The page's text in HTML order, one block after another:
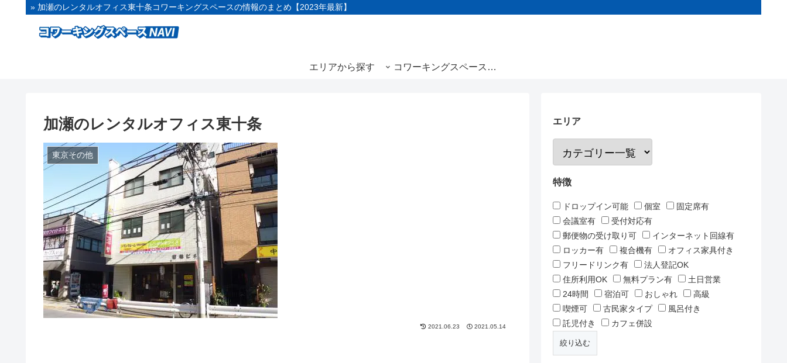
» 加瀬のレンタルオフィス東十条コワーキングスペースの情報のまとめ【2023年最新】
エリアから探す コワーキングスペースと
加瀬のレンタルオフィス東十条
東京その他
2021.06.23 2021.05.14
エリア
特徴
ドロップイン可能 個室
固定席有
会議室有
受付対応有
郵便物の受け取り可
インターネット回線有
ロッカー有
複合機有
オフィス家具付き
フリードリンク有
法人登記OK
住所利用OK
無料プラン有
土日営業
24時間
宿泊可 おしゃれ
高級
喫煙可
古民家タイプ
風呂付き
託児付き
カフェ併設